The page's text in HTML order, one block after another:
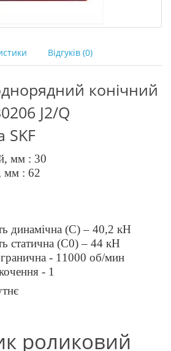
Відгуків (0)
конічний
0206 J2/Q
SKF
мм : 30
мм : 62
динамічна (C) – 40,2 кН
статична (C0) – 44 кН
- 1 1000 об/мин
- 1
роликовий